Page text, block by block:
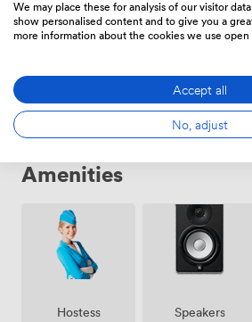
oder entspannte
Meetings.
to 2 people
Choose
Amenities
Hostess Speakers
We may place these for analysis of our visitor
show personalised content and to give you a
more information about the cookies we use
Accept all
No, adjust